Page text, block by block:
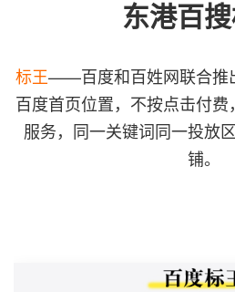
东港百
标王——百度和百姓网联合推
百度首页位置，不按点击付
服务，同一关键词同一投放
铺。